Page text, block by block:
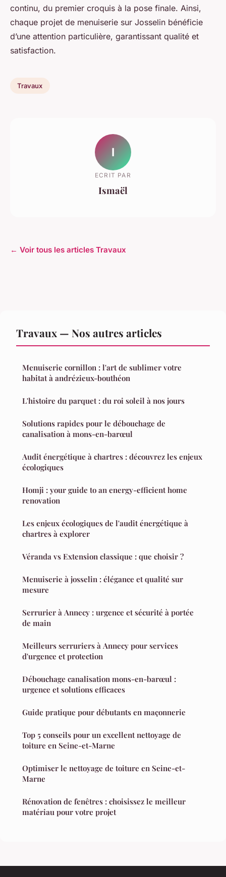
continu, du premier croquis à la pose finale. Ainsi,
chaque projet de menuiserie sur Josselin bénéficie
d’une attention particulière, garantissant qualité et
satisfaction.
Travaux
I
ECRIT PAR
Ismaël
← Voir tous les articles Travaux
Travaux — Nos autres articles
Menuiserie cornillon : l'art de sublimer votre
habitat à andrézieux-bouthéon
L'histoire du parquet : du roi soleil à nos jours
Solutions rapides pour le débouchage de
canalisation à mons-en-barœul
Audit énergétique à chartres : découvrez les enjeux
écologiques
Homji : your guide to an energy-efficient home
renovation
Les enjeux écologiques de l'audit énergétique à
chartres à explorer
Véranda vs Extension classique : que choisir ?
Menuiserie à josselin : élégance et qualité sur
mesure
Serrurier à Annecy : urgence et sécurité à portée
de main
Meilleurs serruriers à Annecy pour services
d'urgence et protection
Débouchage canalisation mons-en-barœul :
urgence et solutions efficaces
Guide pratique pour débutants en maçonnerie
Top 5 conseils pour un excellent nettoyage de
toiture en Seine-et-Marne
Optimiser le nettoyage de toiture en Seine-et-
Marne
Rénovation de fenêtres : choisissez le meilleur
matériau pour votre projet